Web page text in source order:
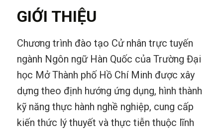
GIỚI THIỆU
Chương trình đào tạo Cử nhân trực tuyến
ngành Ngôn ngữ Hàn Quốc của Trường Đại
học Mở Thành phố Hồ Chí Minh được xây
dựng theo định hướng ứng dụng, hình thành
kỹ năng thực hành nghề nghiệp, cung cấp
kiến thức lý thuyết và thực tiễn thuộc lĩnh